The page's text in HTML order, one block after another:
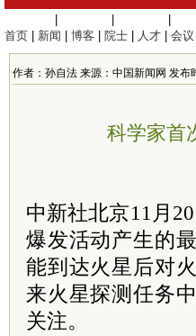
首页
新闻 博客 院士 人才 会议
作者：孙自法 来源：中国新闻网 发布
科学家首
中新社北京11月
爆发活动产生的
能到达火星后对
来火星探测任务
关注。